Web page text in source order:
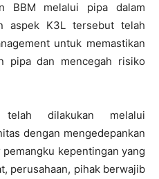
BBM melalui pipa dalam
aspek K3L tersebut telah
untuk memastikan
pipa dan mencegah risiko
telah dilakukan melalui
dengan mengedepankan
kepentingan yang
perusahaan, pihak berwajib